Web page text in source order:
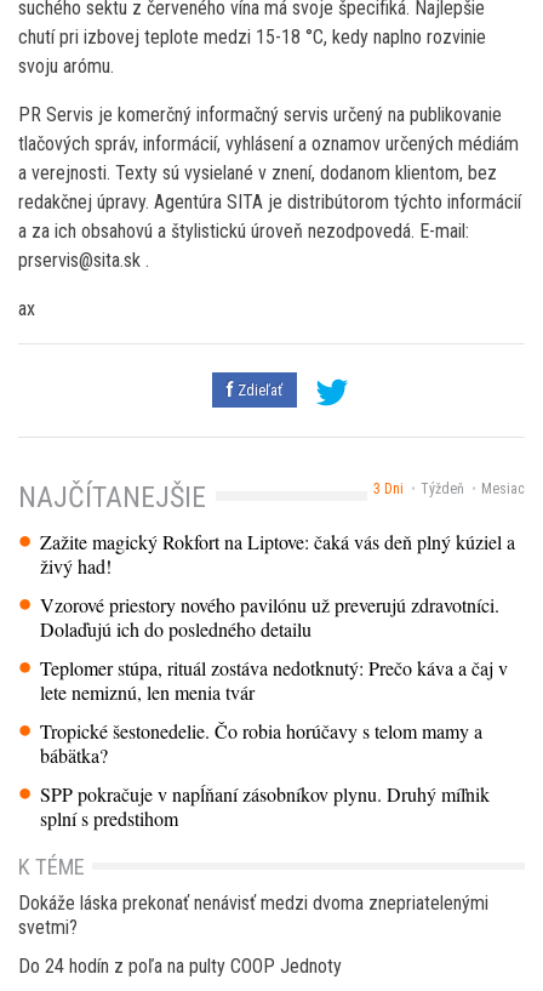
suchého sektu z červeného vína má svoje špecifiká. Najlepšie
chutí pri izbovej teplote medzi 15-18 °C, kedy naplno rozvinie
svoju arómu.
PR Servis je komerčný informačný servis určený na publikovanie
tlačových správ, informácií, vyhlásení a oznamov určených médiám
a verejnosti. Texty sú vysielané v znení, dodanom klientom, bez
redakčnej úpravy. Agentúra SITA je distribútorom týchto informácií
a za ich obsahovú a štylistickú úroveň nezodpovedá. E-mail:
prservis@sita.sk .
ax
Zdieľať
3 Dni Týždeň Mesiac
NAJČÍTANEJŠIE
Zažite magický Rokfort na Liptove: čaká vás deň plný kúziel a
živý had!
Vzorové priestory nového pavilónu už preverujú zdravotníci.
Dolaďujú ich do posledného detailu
Teplomer stúpa, rituál zostáva nedotknutý: Prečo káva a čaj v
lete nemiznú, len menia tvár
Tropické šestonedelie. Čo robia horúčavy s telom mamy a
bábätka?
SPP pokračuje v napĺňaní zásobníkov plynu. Druhý míľnik
splní s predstihom
K TÉME
Dokáže láska prekonať nenávisť medzi dvoma znepriatelenými
svetmi?
Do 24 hodín z poľa na pulty COOP Jednoty